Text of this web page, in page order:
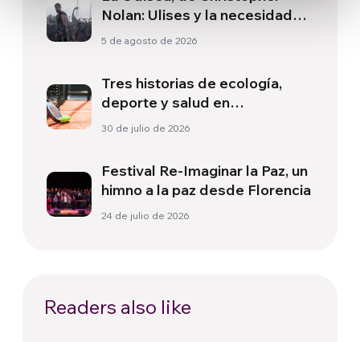
Nolan: Ulises y la necesidad
de un nuevo amanecer
5 de agosto de 2026
Tres historias de ecología,
deporte y salud en
Sudamérica
30 de julio de 2026
Festival Re-Imaginar la Paz, un
himno a la paz desde Florencia
24 de julio de 2026
Readers also like